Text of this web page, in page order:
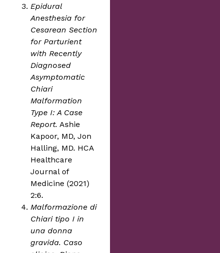
Epidural
Anesthesia for
Cesarean Section
for Parturient
with Recently
Diagnosed
Asymptomatic
Chiari
Malformation
Type I: A Case
Report. Ashie
Kapoor, MD, Jon
Halling, MD. HCA
Healthcare
Journal of
Medicine (2021)
2:6.
Malformazione di
Chiari tipo I in
una donna
gravida. Caso